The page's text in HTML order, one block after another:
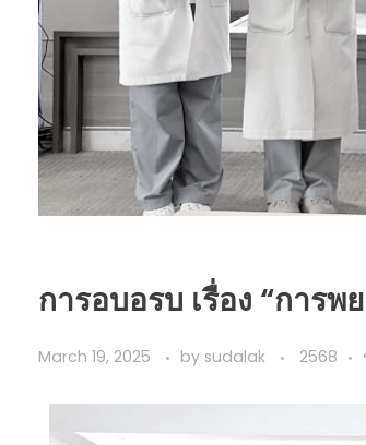
การอบอรบ เรื่อง “การพ
March 19, 2025 by sudalak 2568